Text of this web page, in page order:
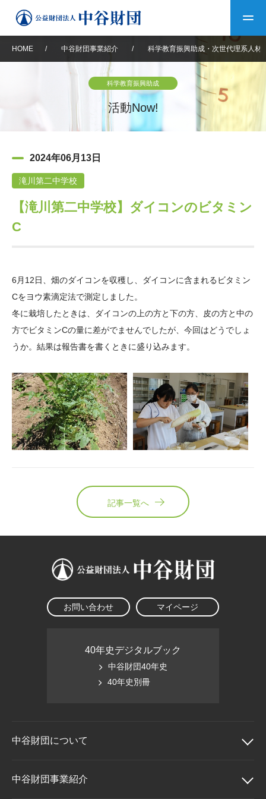
中谷財団について
設立趣意書
沿革 40年史デジタルブック
役員・評議員 公開情報
年報一覧 中谷財団レポート
中谷財団事業紹介
神戸賞 長期大型研究助成
大学院生奨学金
国際学生交流プログラ
ム
科学教育振興助成・
次世代理系人材育成プ
その他情報
アクセス よくあるご質問
サイトマップ 中谷財団アーカイブ
日本語 English
HOME / 中谷財団事業紹介 / 科学教育振興助成・次世代理系人材
科学教育振興助成
活動Now!
2024年06月13日
滝川第二中学校
【滝川第二中学校】ダイコンのビタミン
C
6月12日、畑のダイコンを収穫し、ダイコンに含まれるビタミン
Cをヨウ素滴定法で測定しました。
冬に栽培したときは、ダイコンの上の方と下の方、皮の方と中の
方でビタミンCの量に差がでませんでしたが、今回はどうでしょ
うか。結果は報告書を書くときに盛り込みます。
記事一覧へ
お問い合わせ マイページ
40年史デジタルブック
中谷財団40年史
40年史別冊
中谷財団について
中谷財団について
中谷財団事業紹介